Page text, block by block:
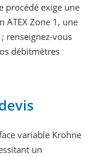
procédé exige une
ATEX Zone 1, une
renseignez-vous
débitmètres
variable Krohne
un